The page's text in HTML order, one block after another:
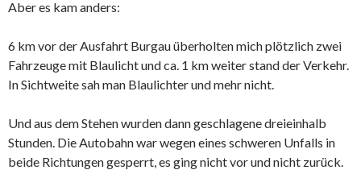
Aber es kam anders:
6 km vor der Ausfahrt Burgau überholten mich plötzlich zwei
Fahrzeuge mit Blaulicht und ca. 1 km weiter stand der Verkehr.
In Sichtweite sah man Blaulichter und mehr nicht.
Und aus dem Stehen wurden dann geschlagene dreieinhalb
Stunden. Die Autobahn war wegen eines schweren Unfalls in
beide Richtungen gesperrt, es ging nicht vor und nicht zurück.